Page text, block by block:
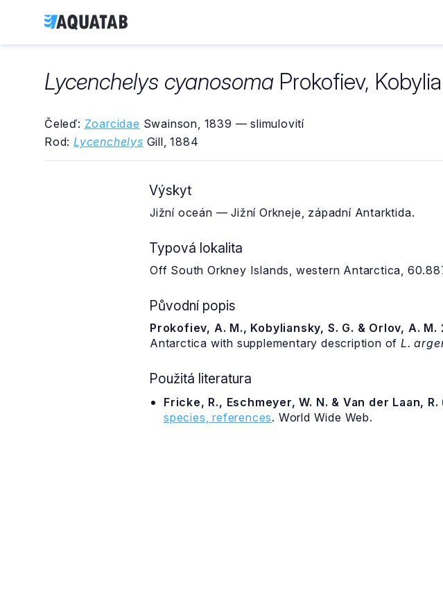
Lycenchelys cyanosoma Prokofiev,
Čeleď: Zoarcidae Swainson, 1839 — slimulovití
Rod: Lycenchelys Gill, 1884
Výskyt
Jižní oceán — Jižní Orkneje, západní Antarktida.
Typová lokalita
Off South Orkney Islands, western Antarctica,
Původní popis
Prokofiev, A. M., Kobyliansky, S. G. & Orlov, A. M.
Antarctica with supplementary description of L.
Použitá literatura
Fricke, R., Eschmeyer, W. N. & Van der Laan,
species, references. World Wide Web.